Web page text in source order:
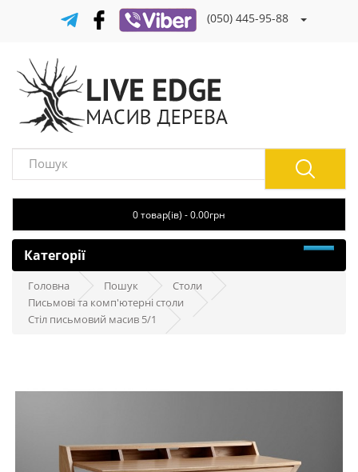
(050) 445-95-88
0 товар(ів) - 0.00грн
Категорії
Головна Пошук
Столи
Письмові та комп'ютерні столи
Стіл письмовий масив 5/1